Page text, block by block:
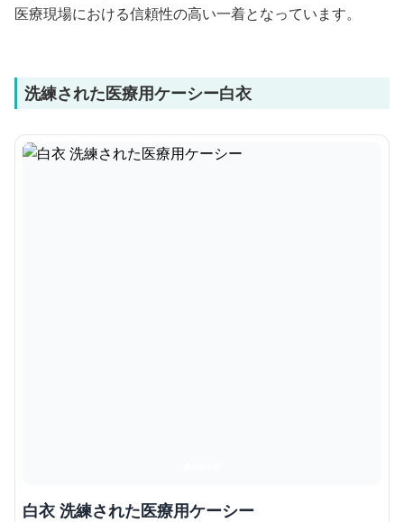
医療現場における信頼性の高い一着となっています。
洗練された医療用ケーシー白衣
白衣 洗練された医療用ケーシー